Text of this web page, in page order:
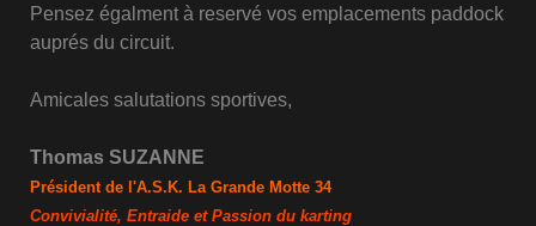
Pensez égalment à reservé vos emplacements paddock
auprés du circuit.
Amicales salutations sportives,
Thomas SUZANNE
Président de l'A.S.K. La Grande Motte 34
Convivialité, Entraide et Passion du karting